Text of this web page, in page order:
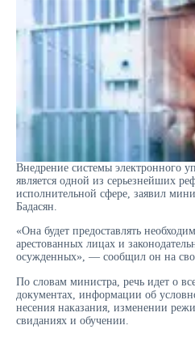
Внедрение системы электронного
является одной из серьезнейших
исполнительной сфере, заявил
Бадасян.
«Она будет предоставлять
арестованных лицах и
осужденных», — сообщил он на
По словам министра, речь идет о
документах, информации об
несения наказания, изменении
свиданиях и обучении.